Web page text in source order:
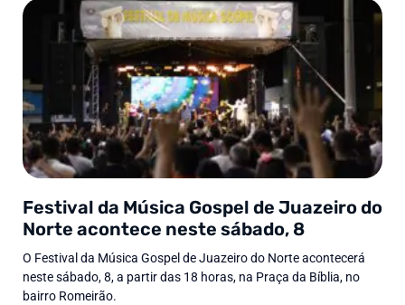
Festival da Música Gospel de Juazeiro do
Norte acontece neste sábado, 8
O Festival da Música Gospel de Juazeiro do Norte acontecerá
neste sábado, 8, a partir das 18 horas, na Praça da Bíblia, no
bairro Romeirão.